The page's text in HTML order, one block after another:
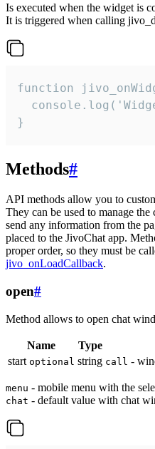
Is executed when the widget is
It is triggered when calling
function
}
Methods#
API methods allow you to
They can be used to manage
send any information from the
placed to the JivoChat app.
proper order, so they must be
jivo_onLoadCallback.
open#
Method allows to open chat
Name Type
start optional string call -
menu - mobile menu with the
chat - default value with chat